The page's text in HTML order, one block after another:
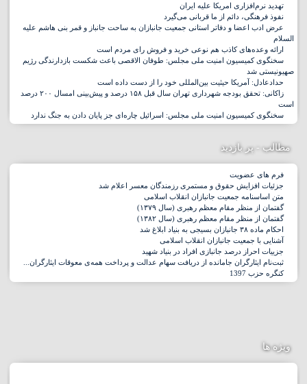
تهدید نرم‌افزاری امریکا علیه ایران
نفوذ فرهنگی، دائم از ما قربانی می‌گیرد
عرض ادب اعضا و دفاتر استانی جمعیت جانبازان به ساحت جانباز و قمر بنی هاشم علیه
السلام
ارائه وعده‌های کاذب هم نوعی خرید و فروش رای مردم است
سخنگوی کمیسیون امنیت ملی مجلس: طوفان الاقصی باعث شکست بازدارندگی رژیم
صهیونیستی شد
حدادعادل: آمریکا حیثیت بین‌المللی خود را از دست داده است
زاکانی: تحقق بودجه شهرداری تهران سال قبل ۱۵۸ درصد و پیش‌بینی امسال ۲۰۰ درصد
است
سخنگوی کمیسیون امنیت ملی مجلس: اسرائیل چاره‌ای جز پایان دادن به جنگ ندارد
مطالب - پر بازدید
فرم های عضویت
جزئیات افزایش حقوق و مستمری رزمندگان معسر اعلام شد
متن اساسنامه جمعیت جانبازان انقلاب اسلامی
گفتمان از منظر مقام معظم رهبری (سال ۱۳۷۹)
گفتمان از منظر مقام معظم رهبری (سال ۱۳۸۲)
احکام ماده ۳۸ جانبازان بسیجی به بنیاد ابلاغ شد
آشنایی با جمعیت جانبازان انقلاب اسلامی
جزییات احراز درصد جانبازی افراد در بنیاد شهید
ثبت‌نام ایثارگران جامانده از دریافت سهام عدالت و پرداخت همه‌ی معوقات ایثارگران...
کنگره حزب 1397
ویژه ها